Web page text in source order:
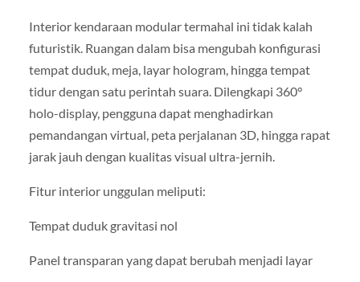
Interior kendaraan modular termahal ini tidak kalah
futuristik. Ruangan dalam bisa mengubah konfigurasi
tempat duduk, meja, layar hologram, hingga tempat
tidur dengan satu perintah suara. Dilengkapi 360°
holo-display, pengguna dapat menghadirkan
pemandangan virtual, peta perjalanan 3D, hingga rapat
jarak jauh dengan kualitas visual ultra-jernih.
Fitur interior unggulan meliputi:
Tempat duduk gravitasi nol
Panel transparan yang dapat berubah menjadi layar